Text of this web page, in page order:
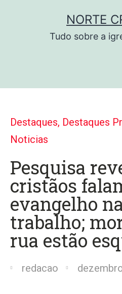
NORTE
Tudo sobre a
Destaques, Destaques
Noticias
Pesquisa
cristãos
evangelho
trabalho;
rua estão
redacao